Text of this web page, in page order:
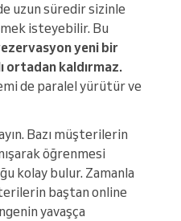
uzun süredir sizinle
isteyebilir. Bu
yeni bir
ortadan kaldırmaz.
de paralel yürütür ve
Bazı müşterilerin
öğrenmesi
kolay bulur. Zamanla
baştan online
yavaşça